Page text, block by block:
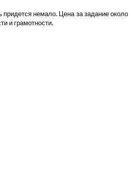
немало. Цена за задание около
и грамотности.